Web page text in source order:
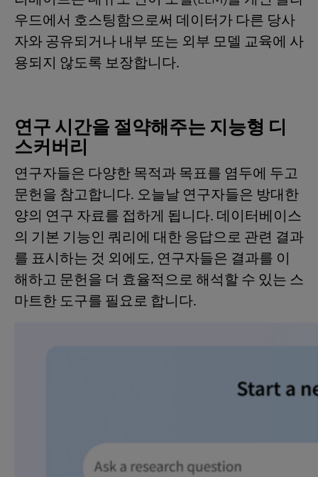
우드에서 호스팅함으로써 데이터가 다른 당사
자와 공유되거나 내부 또는 외부 모델 교육에 사
용되지 않도록 보장합니다.
연구 시간을 절약해주는 지능형 디
스커버리
연구자들은 다양한 목적과 목표를 염두에 두고
문헌을 참고합니다. 오늘날 연구자들은 방대한
양의 연구 자료를 접하게 됩니다. 데이터베이스
의 기본 기능인 쿼리에 대한 응답으로 관련 결과
를 표시하는 것 외에도, 연구자들은 결과를 이
해하고 문헌을 더 효율적으로 해석할 수 있는 스
마트한 도구를 필요로 합니다.